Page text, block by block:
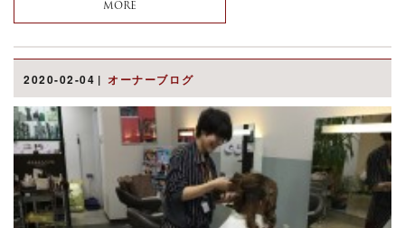
MORE
2020-02-04 オーナーブログ